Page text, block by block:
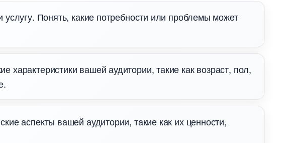
услугу. Понять, какие потребности или проблемы может
характеристики вашей аудитории, такие как возраст, пол,
аспекты вашей аудитории, такие как их ценности,